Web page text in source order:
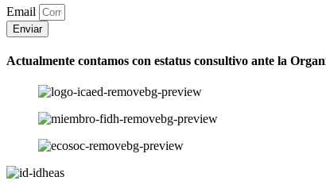
Email
Enviar
Actualmente contamos con estatus consultivo ante la